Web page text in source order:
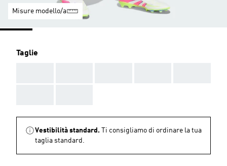
Misure modello/a
Taglie
Vestibilità standard.
Ti consigliamo di ordinare la tua
taglia standard.